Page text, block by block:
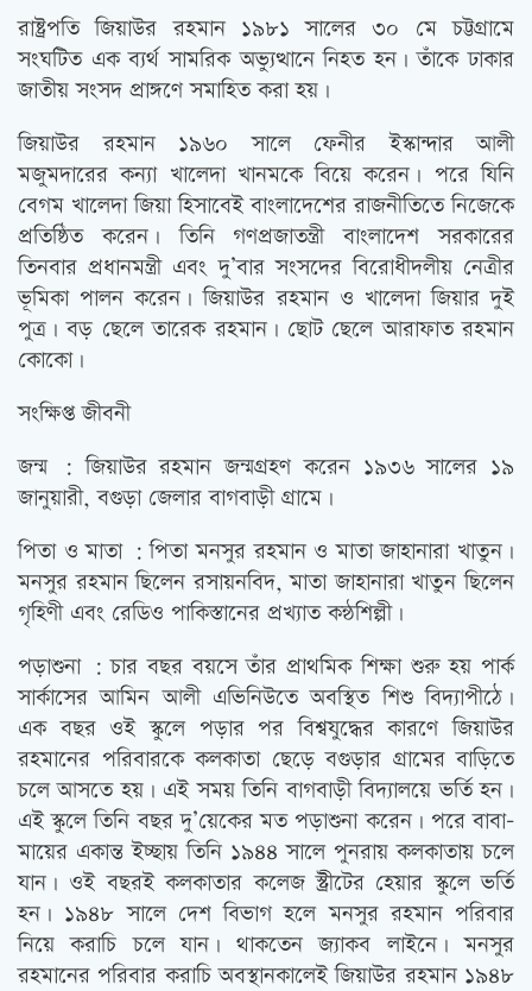
রাষ্ট্রপতি জিয়াউর রহমান ১৯৮১ সালের ৩০ মে চট্টগ্রামে
সংঘটিত এক ব্যর্থ সামরিক অভ্যুত্থানে নিহত হন। তাঁকে ঢাকার
জাতীয় সংসদ প্রাঙ্গণে সমাহিত করা হয়।
জিয়াউর রহমান ১৯৬০ সালে ফেনীর ইস্কান্দার আলী
মজুমদারের কন্যা খালেদা খানমকে বিয়ে করেন। পরে যিনি
বেগম খালেদা জিয়া হিসাবেই বাংলাদেশের রাজনীতিতে নিজেকে
প্রতিষ্ঠিত করেন। তিনি গণপ্রজাতন্ত্রী বাংলাদেশ সরকারের
তিনবার প্রধানমন্ত্রী এবং দু’বার সংসদের বিরোধীদলীয় নেত্রীর
ভূমিকা পালন করেন। জিয়াউর রহমান ও খালেদা জিয়ার দুই
পুত্র। বড় ছেলে তারেক রহমান। ছোট ছেলে আরাফাত রহমান
কোকো।
সংক্ষিপ্ত জীবনী
জন্ম : জিয়াউর রহমান জন্মগ্রহণ করেন ১৯৩৬ সালের ১৯
জানুয়ারী, বগুড়া জেলার বাগবাড়ী গ্রামে।
পিতা ও মাতা : পিতা মনসুর রহমান ও মাতা জাহানারা খাতুন।
মনসুর রহমান ছিলেন রসায়নবিদ, মাতা জাহানারা খাতুন ছিলেন
গৃহিণী এবং রেডিও পাকিস্তানের প্রখ্যাত কন্ঠশিল্পী।
পড়াশুনা : চার বছর বয়সে তাঁর প্রাথমিক শিক্ষা শুরু হয় পার্ক
সার্কাসের আমিন আলী এভিনিউতে অবস্থিত শিশু বিদ্যাপীঠে।
এক বছর ওই স্কুলে পড়ার পর বিশ্বযুদ্ধের কারণে জিয়াউর
রহমানের পরিবারকে কলকাতা ছেড়ে বগুড়ার গ্রামের বাড়িতে
চলে আসতে হয়। এই সময় তিনি বাগবাড়ী বিদ্যালয়ে ভর্তি হন।
এই স্কুলে তিনি বছর দু’য়েকের মত পড়াশুনা করেন। পরে বাবা-
মায়ের একান্ত ইচ্ছায় তিনি ১৯৪৪ সালে পুনরায় কলকাতায় চলে
যান। ওই বছরই কলকাতার কলেজ স্ট্রীটের হেয়ার স্কুলে ভর্তি
হন। ১৯৪৮ সালে দেশ বিভাগ হলে মনসুর রহমান পরিবার
নিয়ে করাচি চলে যান। থাকতেন জ্যাকব লাইনে। মনসুর
রহমানের পরিবার করাচি অবস্থানকালেই জিয়াউর রহমান ১৯৪৮